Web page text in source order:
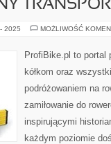
2025 MOŻLIWOŚĆ
ProfiBike.pl to portal
kółkom oraz
podróżowaniem na
zamiłowanie do
inspirującymi
każdym poziomie